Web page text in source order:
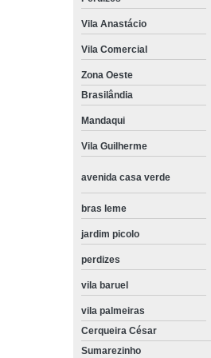
Vila Anastácio
Vila Comercial
Zona Oeste
Brasilândia
Mandaqui
Vila Guilherme
avenida casa verde
bras leme
jardim picolo
perdizes
vila baruel
vila palmeiras
Cerqueira César
Sumarezinho